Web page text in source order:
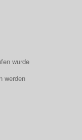
wurde
werden